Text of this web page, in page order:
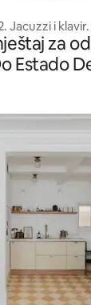
Jacuzzi i
za
Estado